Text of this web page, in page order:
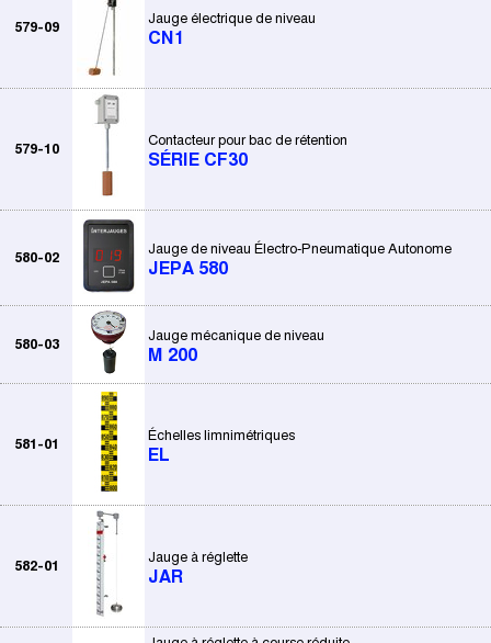
579-09
Jauge électrique de niveau
CN1
579-10
Contacteur pour bac de rétention
SÉRIE CF30
580-02
Jauge de niveau Électro-Pneumatique Autonome
JEPA 580
580-03
Jauge mécanique de niveau
M 200
581-01
Échelles limnimétriques
EL
582-01
Jauge à réglette
JAR